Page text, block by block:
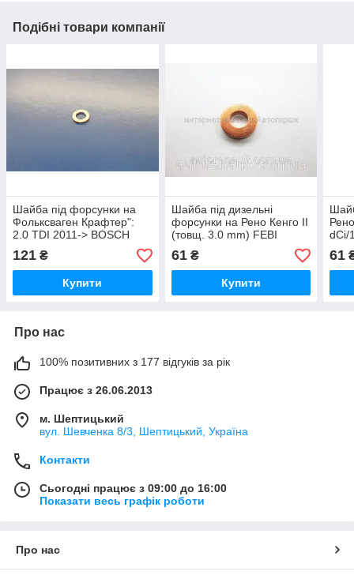
Подібні товари компанії
Шайба під форсунки на
Фольксваген Крафтер":
2.0 TDI 2011-> BOSCH
(Німеччина) F00VP01004
121 ₴
Купити
Шайба під дизельні
форсунки на Рено Кенго II
(товщ. 3.0 mm) FEBI
BILSTEIN (Німеччина)
30253
61₴
Купити
dCi/
3.0
61
Про нас
100% позитивних з 177 відгуків за рік
Працює з 26.06.2013
м. Шептицький
вул. Шевченка 8/3, Шептицький, Україна
Контакти
Сьогодні працює з 09:00 до 16:00
Показати весь графік роботи
Про нас